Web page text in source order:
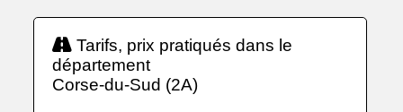
Tarifs, prix pratiqués dans le
département
Corse-du-Sud (2A)